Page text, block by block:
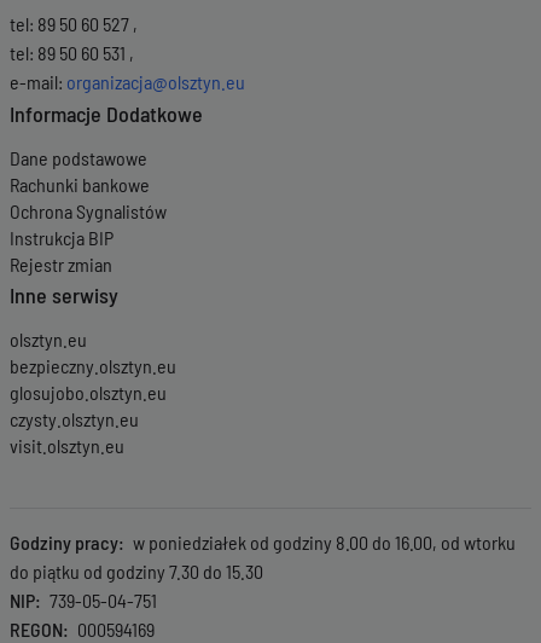
tel: 89 50 60 527 ,
tel: 89 50 60 531 ,
e-mail: organizacja@olsztyn.eu
Informacje Dodatkowe
Dane podstawowe
Rachunki bankowe
Ochrona Sygnalistów
Instrukcja BIP
Rejestr zmian
Inne serwisy
olsztyn.eu
bezpieczny.olsztyn.eu
glosujobo.olsztyn.eu
czysty.olsztyn.eu
visit.olsztyn.eu
Godziny pracy
w poniedziałek od godziny 8.00 do 16.00, od wtorku
do piątku od godziny 7.30 do 15.30
NIP
739-05-04-751
REGON
000594169